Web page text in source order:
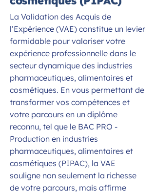
La Validation des Acquis de
l’Expérience (VAE) constitue un levier
formidable pour valoriser votre
expérience professionnelle dans le
secteur dynamique des industries
pharmaceutiques, alimentaires et
cosmétiques. En vous permettant de
transformer vos compétences et
votre parcours en un diplôme
reconnu, tel que le BAC PRO -
Production en industries
pharmaceutiques, alimentaires et
cosmétiques (PIPAC), la VAE
souligne non seulement la richesse
de votre parcours, mais affirme